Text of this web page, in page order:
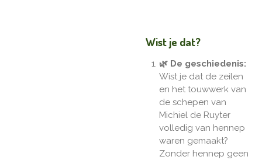
Wist je dat?
🌿 De geschiedenis:
Wist je dat de zeilen
en het touwwerk van
de schepen van
Michiel de Ruyter
volledig van hennep
waren gemaakt?
Zonder hennep geen